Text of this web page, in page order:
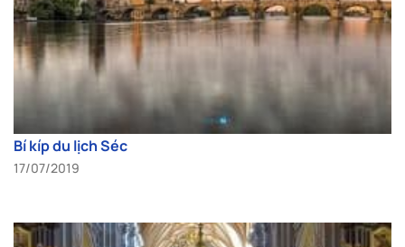
Bí kíp du lịch Séc
17/07/2019